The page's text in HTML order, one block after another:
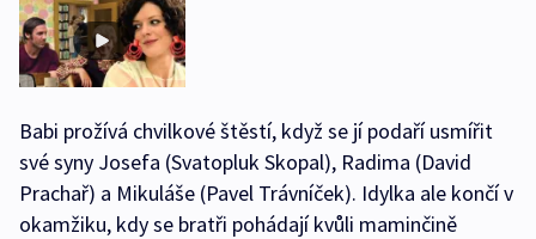
Babi prožívá chvilkové štěstí, když se jí podaří usmířit
své syny Josefa (Svatopluk Skopal), Radima (David
Prachař) a Mikuláše (Pavel Trávníček). Idylka ale končí v
okamžiku, kdy se bratři pohádají kvůli maminčině